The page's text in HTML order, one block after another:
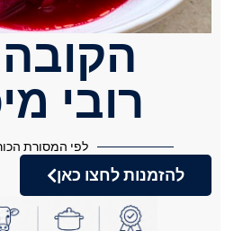
רובי
לפי המסורת
להזמנות לחצו כאן